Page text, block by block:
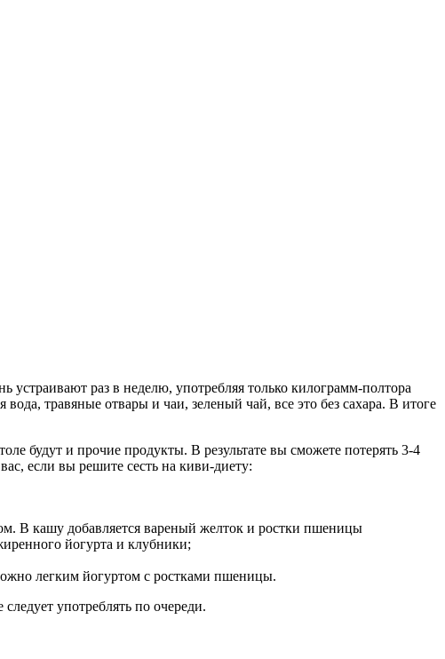
раз в неделю, употребляя только килограмм-полтора
травяные отвары и чаи, зеленый чай, все это без сахара. В итоге
будут и прочие продукты. В результате вы сможете потерять 3-4
если вы решите сесть на киви-диету:
В кашу добавляется вареный желток и ростки пшеницы
йогурта и клубники;
легким йогуртом с ростками пшеницы.
употреблять по очереди.